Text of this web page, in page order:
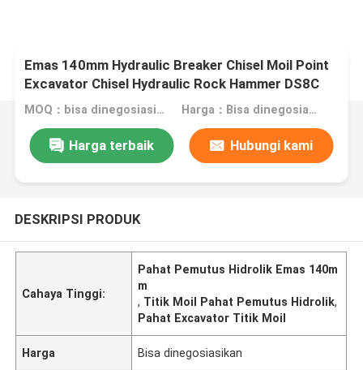
Emas 140mm Hydraulic Breaker Chisel Moil Point
Excavator Chisel Hydraulic Rock Hammer DS8C
MOQ：bisa dinegosiasikan Harga：Bisa dinegosiasikan
Harga terbaik Hubungi kami
DESKRIPSI PRODUK
Cahaya Tinggi:
Pahat Pemutus Hidrolik Emas 140m
m
, Titik Moil Pahat Pemutus Hidrolik,
Pahat Excavator Titik Moil
Harga Bisa dinegosiasikan